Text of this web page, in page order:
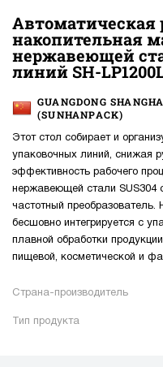
Автоматическая
накопительная
нержавеющей
линий SH-
GUANGDONG
(SUNHANPACK)
Этот стол собирает и
упаковочных линий, снижая
эффективность рабочего
нержавеющей стали SUS304
частотный
бесшовно интегрируется с
плавной обработки
пищевой, косметической и
Страна-производитель
Тип продукта